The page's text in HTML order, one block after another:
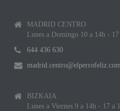
MADRID CENTRO
Lunes a Domingo 10 a 14h - 17
644 436 630
BIZKAIA
Lunes a Viernes 9 a 14h - 17 a